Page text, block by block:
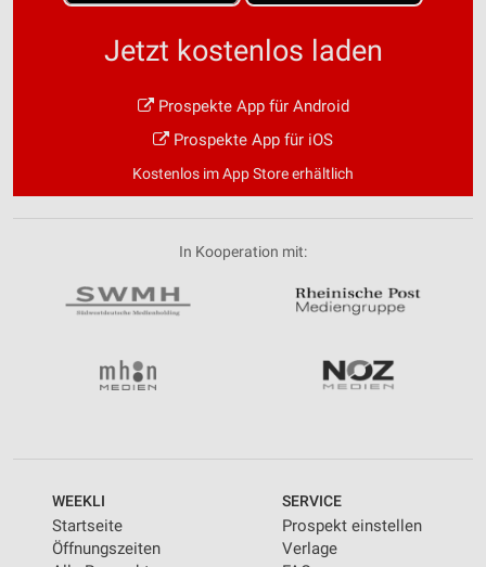
Jetzt kostenlos laden
Prospekte App für Android
Prospekte App für iOS
Kostenlos im App Store erhältlich
In Kooperation mit:
WEEKLI
Startseite
Öffnungszeiten
SERVICE
Prospekt einstellen
Verlage